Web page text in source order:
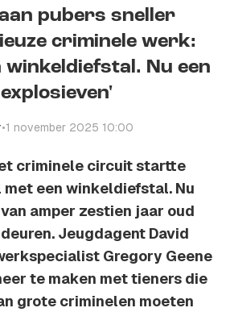
pubers sneller
criminele werk:
winkeldiefstal. Nu een
•1 november 2025 10:00
criminele circuit startte
een winkeldiefstal. Nu
amper zestien jaar oud
Jeugdagent David
Gregory Geene
te maken met tieners die
grote criminelen moeten